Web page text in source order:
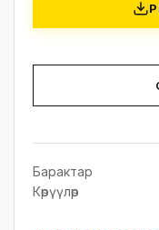
Барактар
Көрүүлөр